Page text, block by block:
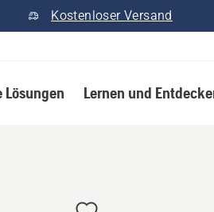
Kostenloser Versand
Lösungen Lernen und